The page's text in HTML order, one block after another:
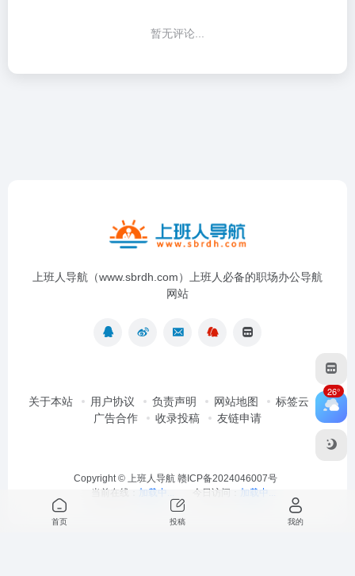
暂无评论...
上班人导航（www.sbrdh.com）上班人必备的职场办公导航
网站
关于本站 用户协议 负责声明 网站地图
标签云
广告合作
收录投稿 友链申请
Copyright © 上班人导航 赣ICP备2024046007号
当前在线： 加载中... 今日访问： 加载中...
26°
首页 投稿 我的